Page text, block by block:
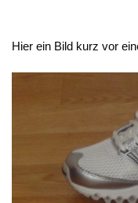
Hier ein Bild kurz vor